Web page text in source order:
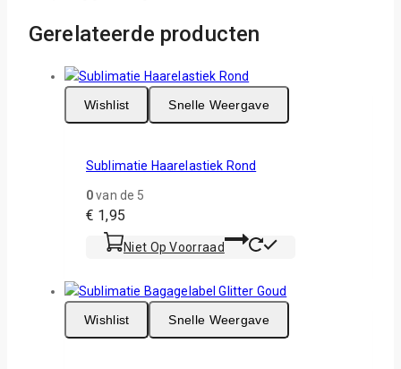
Gerelateerde producten
Wishlist Snelle Weergave
Sublimatie Haarelastiek Rond
0van de 5
€ 1,95
Niet Op Voorraad
Wishlist Snelle Weergave